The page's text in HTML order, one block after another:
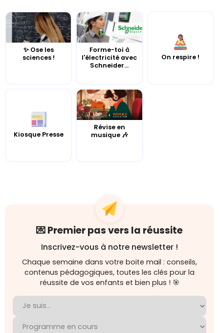
✨ Ose les
sciences !
Forme-toi à
l'électricité avec
Schneider...
On respire !
Kiosque Presse
Révise en
musique 🎶
💌 Premier pas vers la réussite
Inscrivez-vous à notre newsletter !
Chaque semaine dans votre boite mail : conseils,
contenus pédagogiques, toutes les clés pour la
réussite de vos enfants et bien plus ! 🎯